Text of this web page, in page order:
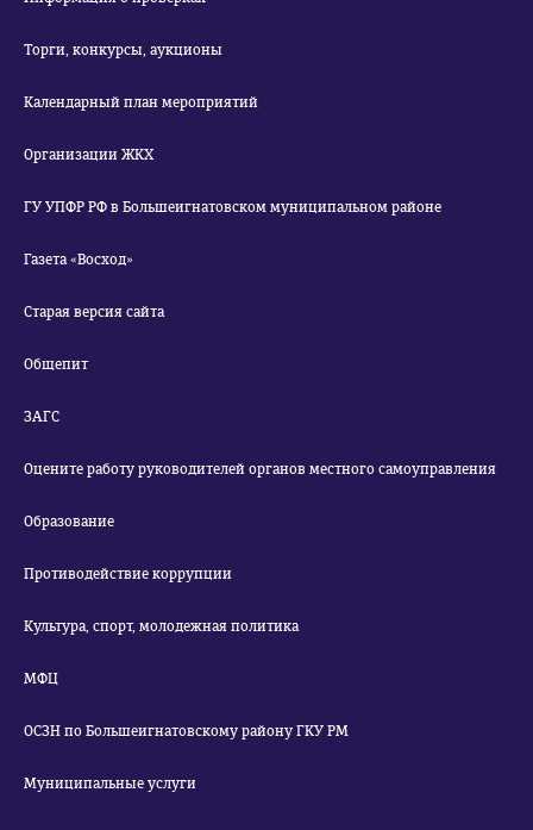
Торги, конкурсы, аукционы
Календарный план мероприятий
Организации ЖКХ
ГУ УПФР РФ в Большеигнатовском муниципальном районе
Газета «Восход»
Старая версия сайта
Общепит
ЗАГС
Оцените работу руководителей органов местного самоуправления
Образование
Противодействие коррупции
Культура, спорт, молодежная политика
МФЦ
ОСЗН по Большеигнатовскому району ГКУ РМ
Муниципальные услуги